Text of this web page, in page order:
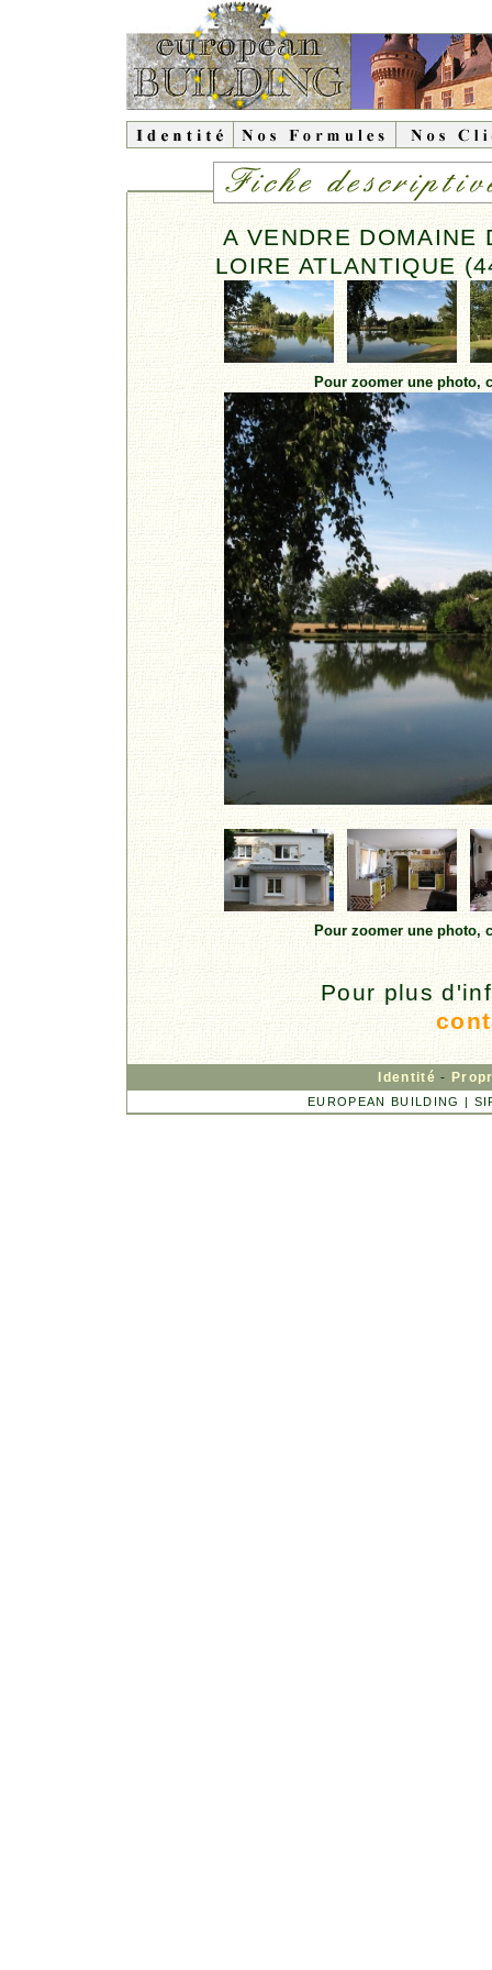
A VENDRE DOMAINE
LOIRE ATLANTIQUE
Pour zoomer une photo,
Pour zoomer une photo,
Pour plus
Identité -
EUROPEAN BUILDING |